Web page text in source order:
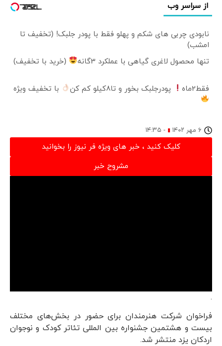
از سراسر وب
نابودی چربی های شکم و پهلو فقط با پودر جلبک! (تخفیف تا
امشب)
تنها محصول لاغری گیاهی با عملکرد 3گانه
(خرید با تخفیف)
فقط2ماه پودرجلبک بخور و تا8کیلو کم کن با تخفیف ویژه
۶ مهر ۱۴۰۲ - ۱۴:۳۵
کلیک کنید ، خبر های ویژه فر نیوز را بخوانید
مشروح خبر
.
فراخوان شرکت هنرمندان برای حضور در بخش‌های مختلف
بیست و هشتمین جشنواره بین المللی تئاتر کودک و نوجوان
اردکان یزد منتشر شد.